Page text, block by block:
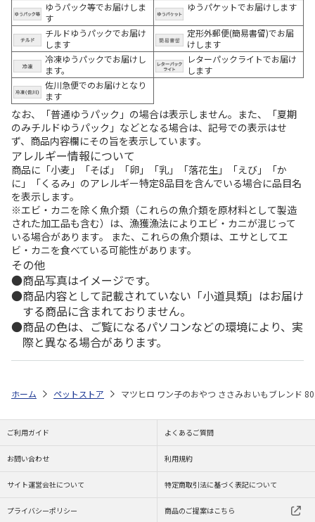
ゆうパック等でお届けしま
す
ゆうパケットでお届けします
チルドゆうパックでお届け
します
定形外郵便(簡易書留)でお届
けします
冷凍ゆうパックでお届けし
ます。
レターパックライトでお届け
します
佐川急便でのお届けとなり
ます
なお、「普通ゆうパック」の場合は表示しません。また、「夏期
のみチルドゆうパック」などとなる場合は、記号での表示はせ
ず、商品内容欄にその旨を表示しています。
アレルギー情報について
商品に「小麦」「そば」「卵」「乳」「落花生」「えび」「か
に」「くるみ」のアレルギー特定8品目を含んでいる場合に品目名
を表示します。
※エビ・カニを除く魚介類（これらの魚介類を原材料として製造
された加工品も含む）は、漁獲漁法によりエビ・カニが混じって
いる場合があります。 また、これらの魚介類は、エサとしてエ
ビ・カニを食べている可能性があります。
その他
商品写真はイメージです。
商品内容として記載されていない「小道具類」はお届け
する商品に含まれておりません。
商品の色は、ご覧になるパソコンなどの環境により、実
際と異なる場合があります。
ホーム ペットストア マツヒロ ワン子のおやつ ささみおいもブレンド
ご利用ガイド よくあるご質問
お問い合わせ 利用規約
サイト運営会社について 特定商取引法に基づく表記について
プライバシーポリシー 商品のご提案はこちら